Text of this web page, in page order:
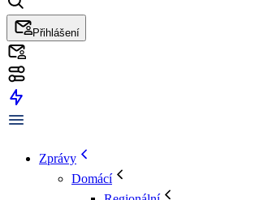
Přihlášení
Zprávy
Domácí